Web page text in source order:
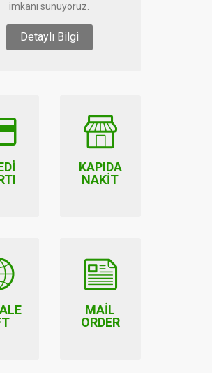
imkanı sunuyoruz.
Detaylı Bilgi
KAPIDA
NAKIT
MAIL
ORDER